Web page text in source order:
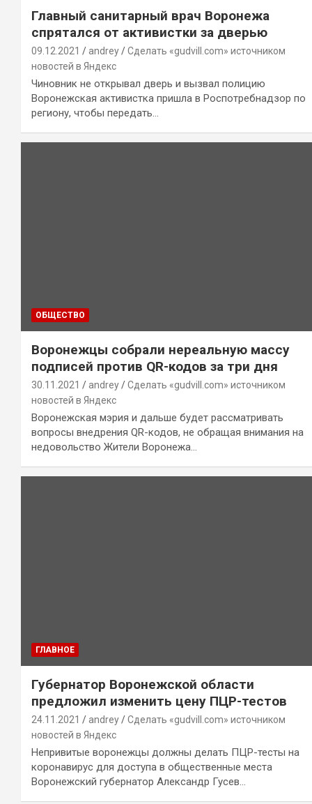
Главный санитарный врач Воронежа
спрятался от активистки за дверью
09.12.2021 andrey
Сделать «gudvill.com» источником
новостей в Яндекс
Чиновник не открывал дверь и вызвал полицию
Воронежская активистка пришла в Роспотребнадзор по
региону, чтобы передать…
ОБЩЕСТВО
Воронежцы собрали нереальную массу
подписей против QR-кодов за три дня
30.11.2021 andrey
Сделать «gudvill.com» источником
новостей в Яндекс
Воронежская мэрия и дальше будет рассматривать
вопросы внедрения QR-кодов, не обращая внимания на
недовольство Жители Воронежа…
ГЛАВНОЕ
Губернатор Воронежской области
предложил изменить цену ПЦР-тестов
24.11.2021 andrey
Сделать «gudvill.com» источником
новостей в Яндекс
Непривитые воронежцы должны делать ПЦР-тесты на
коронавирус для доступа в общественные места
Воронежский губернатор Александр Гусев…